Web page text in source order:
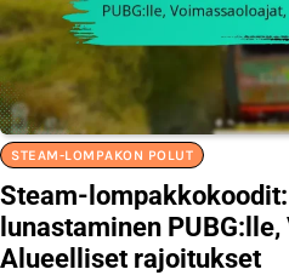
STEAM-LOMPAKON POLUT
Steam-
lunastaminen
Alueelliset rajoitukset